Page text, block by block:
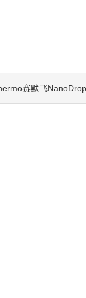
赛默飞